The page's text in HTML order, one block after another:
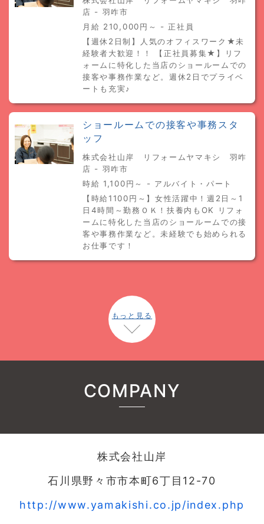
店 - 羽咋市
月給 210,000円～ - 正社員
【週休2日制】人気のオフィスワーク★未
経験者大歓迎！！ 【正社員募集★】リフ
ォームに特化した当店のショールームでの
接客や事務作業など。週休2日でプライベ
ートも充実♪
ショールームでの接客や事務スタ
ッフ
株式会社山岸 リフォームヤマキシ 羽咋
店 - 羽咋市
時給 1,100円～ - アルバイト・パート
【時給1100円～】女性活躍中！週2日～1
日4時間～勤務ＯＫ！扶養内もOK リフォ
ームに特化した当店のショールームでの接
客や事務作業など。未経験でも始められる
お仕事です！
もっと見る
COMPANY
株式会社山岸
石川県野々市市本町6丁目12-70
http://www.yamakishi.co.jp/index.php